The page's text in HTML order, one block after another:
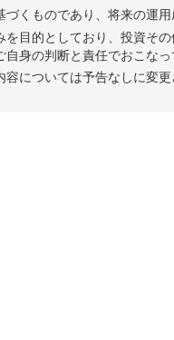
づくものであり、将来の運
を目的としており、投資そ
自身の判断と責任でおこな
容については予告なしに変